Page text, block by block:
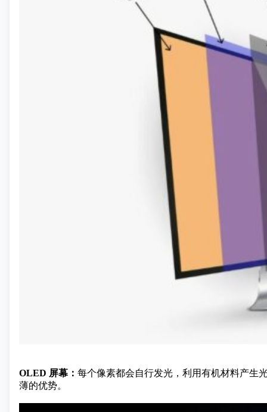
OLED 屏幕： 每个像素都会自行发光，利用有机材料产生
薄的优势。